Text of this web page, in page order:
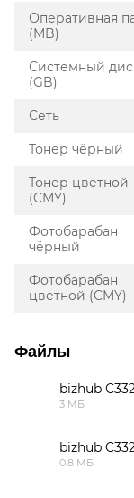
Оперативная
(MB)
Системный
(GB)
Сеть
Тонер чёрный
Тонер цветной
(CMY)
Фотобарабан
чёрный
Фотобарабан
цветной (CMY)
Файлы
bizhub
3 МБ
bizhub
0.8 МБ